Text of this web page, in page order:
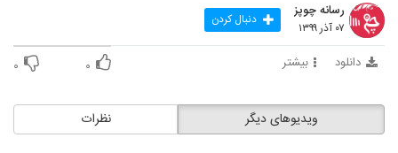
رسانه چوپز
۰۷ آذر ۱۳۹۹ دنبال کردن
دانلود بیشتر ۰ ۰
نظرات ویدیوهای دیگر